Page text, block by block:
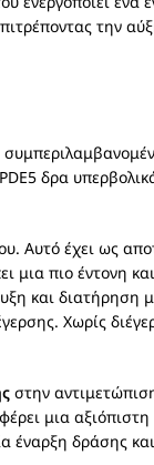
την
δρα
Αυτό έχει ως
μια πιο έντονη
και διατήρηση
Χωρίς
στην
μια
δράσης